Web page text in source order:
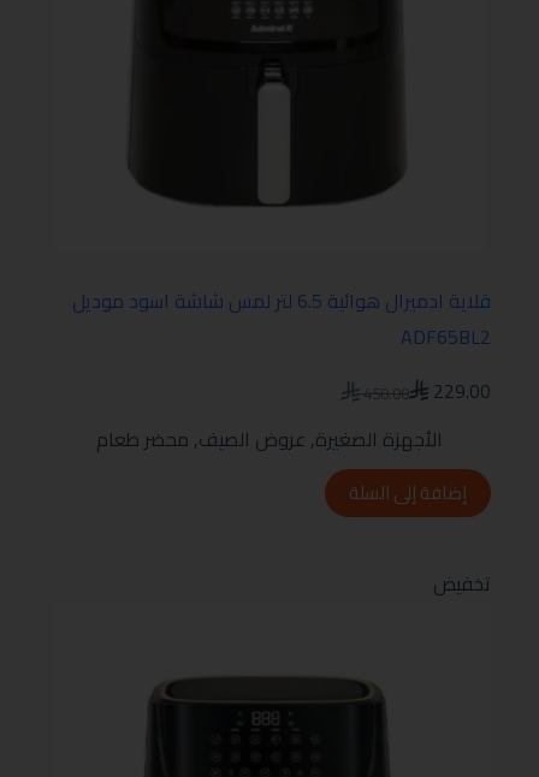
قلاية ادميرال هوائية 6.5 لتر لمس شاشة اسود موديل
ADF65BL2
450.00
229.00
الأجهزة الصغيرة, عروض الصيف, محضر طعام
إضافة إلى السلة
تخفيض